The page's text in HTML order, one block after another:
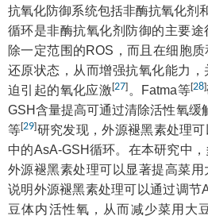
抗氧化防御系统包括非酶抗氧化剂
循环是非酶抗氧化剂防御的主要
除一定范围的ROS，而且在细胞
还原状态，从而增强抗氧化能力
迫引起的氧化应激[27] 。Fatma等[28]
GSH含量提高可通过清除活性氧缓
等[29]研究发现，外源褪黑素处理
中的AsA-GSH循环。在本研究中
外源褪黑素处理可以显著提高菜用
说明外源褪黑素处理可以通过调节
豆体内活性氧，从而减少菜用大